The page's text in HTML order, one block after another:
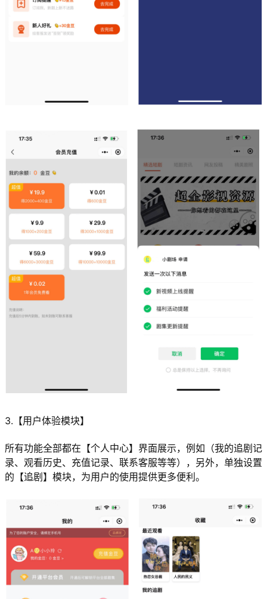
3.【用户体验模块】
所有功能全部都在【个人中心】界面展示，例如（我的追剧记
录、观看历史、充值记录、联系客服等等），另外，单独设置
的【追剧】模块，为用户的使用提供更多便利。